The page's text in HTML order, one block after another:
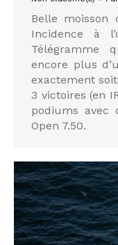
Belle moisson
Incidence à
Télégramme
encore plus
exactement
3 victoires (en
podiums avec
Open 7.50.